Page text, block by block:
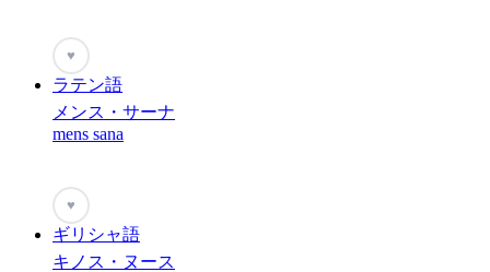
♥
ラテン語
メンス・サーナ
mens sana
♥
ギリシャ語
キノス・ヌース